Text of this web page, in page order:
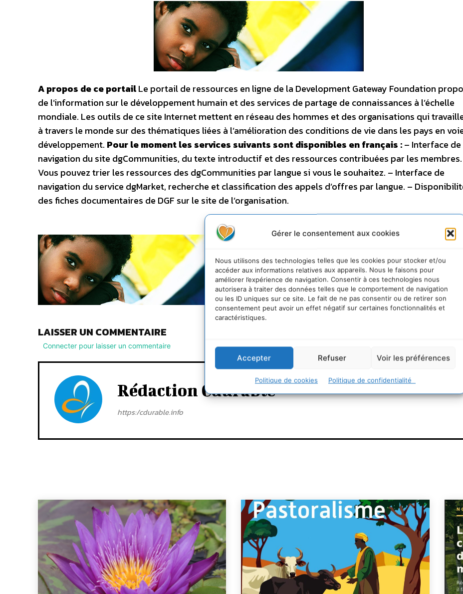
Gérer le consentement aux cookies
Nous utilisons des technologies telles que les cookies pour stocker et/ou
accéder aux informations relatives aux appareils. Nous le faisons pour
améliorer l’expérience de navigation. Consentir à ces technologies nous
autorisera à traiter des données telles que le comportement de navigation
ou les ID uniques sur ce site. Le fait de ne pas consentir ou de retirer son
consentement peut avoir un effet négatif sur certaines fonctionnalités et
caractéristiques.
Accepter Refuser Voir les préférences
Politique de cookies Politique de confidentialité
A propos de ce portailLe portail de ressources en ligne de la Development Gateway Foundation
de l’information sur le développement humain et des services de partage de connaissances à l’échelle
mondiale. Les outils de ce site Internet mettent en réseau des hommes et des organisations qui
à travers le monde sur des thématiques liées à l’amélioration des conditions de vie dans les pays en
développement. Pour le moment les services suivants sont disponibles en français :– Interface de
navigation du site dgCommunities, du texte introductif et des ressources contribuées par les membres.
Vous pouvez trier les ressources des dgCommunities par langue si vous le souhaitez. – Interface de
navigation du service dgMarket, recherche et classification des appels d’offres par langue. –
des fiches documentaires de DGF sur le site de l’organisation.
LAISSER UN COMMENTAIRE
Connecter pour laisser un commentaire
Rédaction Cdurable
https:/cdurable.info